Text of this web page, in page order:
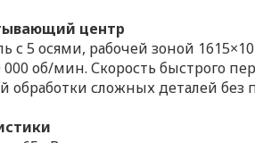
центр
с 5 осями, рабочей зоной
об/мин. Скорость быстрого
сложных деталей без